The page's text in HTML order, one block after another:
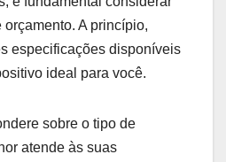
A princípio,
especificações disponíveis
ideal para você.
sobre o tipo de
atende às suas